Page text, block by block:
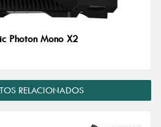
Photon Mono X2
RELACIONADOS